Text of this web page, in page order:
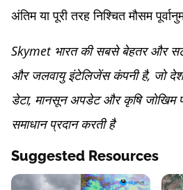
अंतिम या पूरी तरह निश्चित मौसम
Skymet भारत की सबसे बेहतर और
और जलवायु इंटेलिजेंस कंपनी है, जो
डेटा, मानसून अपडेट और कृषि जोखिम
समाधान प्रदान करती है
Suggested Resources